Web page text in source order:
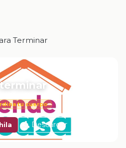
Terminar
tu cuerpo
Descargar